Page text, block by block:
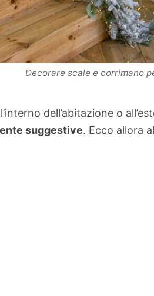
Decorare scale e corrimano
dell’abitazione o
suggestive. Ecco allora